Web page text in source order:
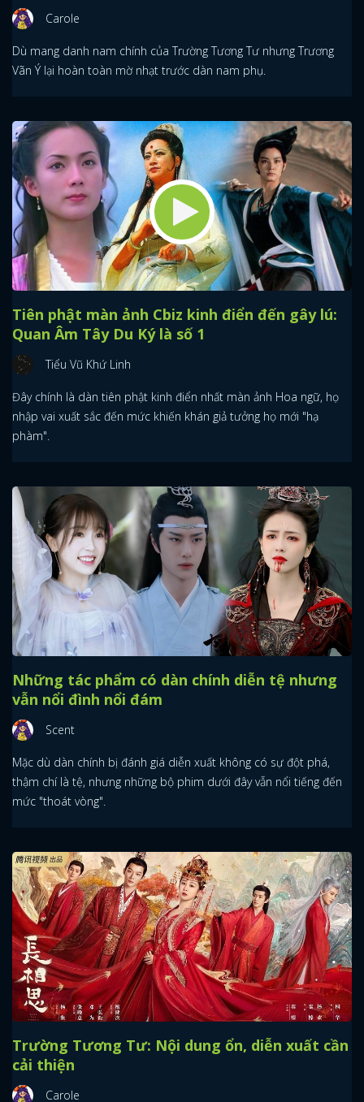
Carole
Dù mang danh nam chính của Trường Tương Tư nhưng Trương
Vãn Ý lại hoàn toàn mờ nhạt trước dàn nam phụ.
Tiên phật màn ảnh Cbiz kinh điển đến gây lú:
Quan Âm Tây Du Ký là số 1
Tiểu Vũ Khứ Linh
Đây chính là dàn tiên phật kinh điển nhất màn ảnh Hoa ngữ, họ
nhập vai xuất sắc đến mức khiến khán giả tưởng họ mới "hạ
phàm".
Những tác phẩm có dàn chính diễn tệ nhưng
vẫn nổi đình nổi đám
Scent
Mặc dù dàn chính bị đánh giá diễn xuất không có sự đột phá,
thậm chí là tệ, nhưng những bộ phim dưới đây vẫn nổi tiếng đến
mức "thoát vòng".
Trường Tương Tư: Nội dung ổn, diễn xuất cần
cải thiện
Carole